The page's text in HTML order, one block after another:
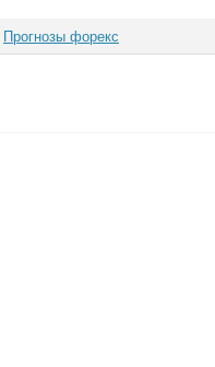
Прогнозы форекс